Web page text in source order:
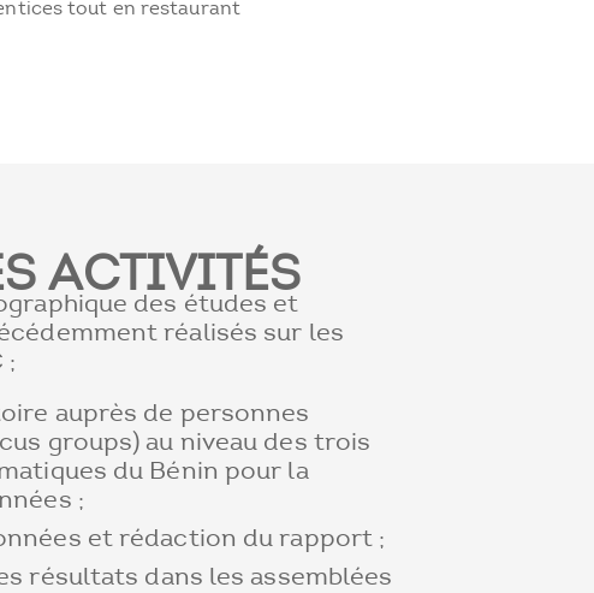
tout en restaurant
ACTIVITÉS
des études et
réalisés sur les
;
auprès de personnes
groups) au niveau des trois
du Bénin pour la
;
et rédaction du rapport ;
résultats dans les assemblées